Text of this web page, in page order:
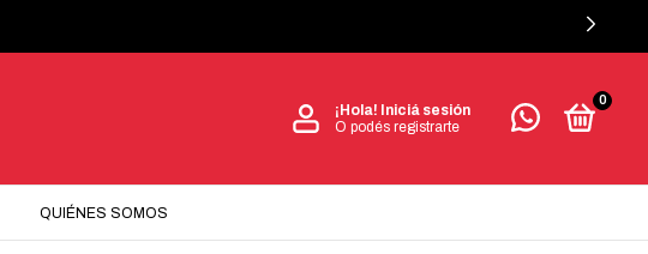
¡Hola! Iniciá sesión
O podés registrarte
0
QUIÉNES SOMOS